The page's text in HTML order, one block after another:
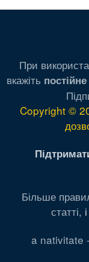
При
вкажіть
Copyright ©
Більше
статті,
a nativitate